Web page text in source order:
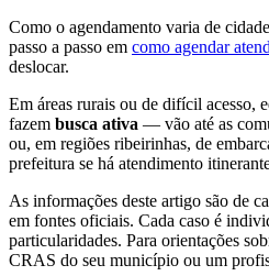
Como o agendamento varia de
passo a passo em como agendar
deslocar.
Em áreas rurais ou de difícil acesso,
fazem busca ativa — vão até as
ou, em regiões ribeirinhas, de
prefeitura se há atendimento
As informações deste artigo são de
em fontes oficiais. Cada caso é
particularidades. Para orientações
CRAS do seu município ou um